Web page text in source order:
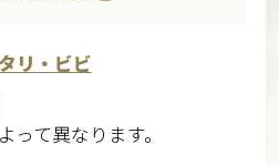
リ・ビビ
て異なります。